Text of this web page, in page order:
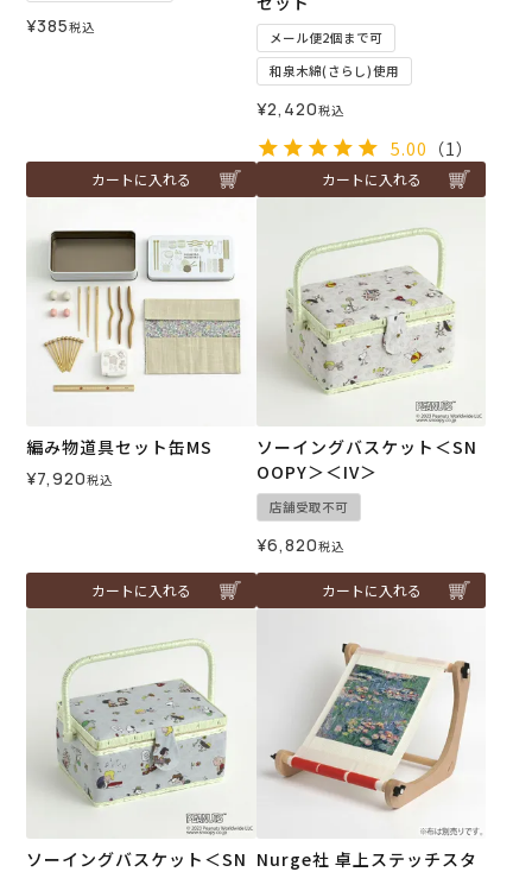
¥385税込
カートに入れる
メール便2個まで可
和泉木綿(さらし)使用
¥2,420税込
5.00 （1）
カートに入れる
編み物道具セット缶MS
¥7,920税込
カートに入れる
ソーイングバスケット＜SN
OOPY＞＜IV＞
店舗受取不可
¥6,820税込
カートに入れる
ソーイングバスケット＜SN Nurge社 卓上ステッチスタ